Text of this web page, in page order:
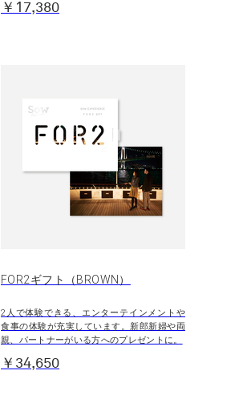
￥17,380
FOR2ギフト（BROWN）
2人で体験できる、エンターテインメントや
食事の体験が充実しています。新郎新婦や両
親、パートナーがいる方へのプレゼントに。
￥34,650